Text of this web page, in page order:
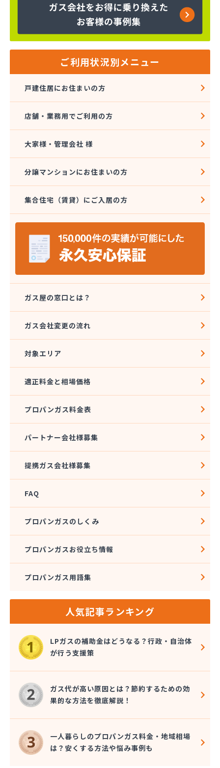
河原井商店
河原実業(株) つくば営業所
河原実業(株) 三和営業所
橿村石油店
(株)Ｅnergy1
(株)Onuma
(株)TOKAI 鹿島営業所
(株)アサイ
(株)いけだ
(株)エネサンス関東 茨城営業所
(株)エネサンス関東 鹿嶋事業所
(株)エルピオ 鹿島営業所
(株)エルピオ 石岡営業所
(株)エルピオ 茨城西営業所
(株)オオウチ商事
(株)サイサン かすみがうら営業所
(株)サイサン 下妻営業所
(株)たびや
(株)ツカダ
(株)ハコモリ
(株)ミツウロコ 常総つくば店
(株)ミヤウチ
(株)ミヤタ
(株)ヨシバ
(株)ライフレッシュイワタ
(株)伊藤商店
(株)井上善兵衛
(株)横田エネルギーサプライ
(株)岡野商店
(株)下館ホームガスセンター
(株)久松石油
(株)橋本屋燃料店
(株)郡司
(株)桜井石油
(株)山中ストアー
(株)鹿島製油
(株)守谷商会
(株)小義商事
(株)小堤工業
(株)小野里商店 丘里営業所
(株)松葉商事
(株)常総ガス
(株)植木商店
(株)新利根ガス
(株)水飼商店
(株)青木住設
ご利用状況別メニュー
戸建住居にお住まいの方
店舗・業務用でご利用の方
大家様・管理会社 様
分譲マンションにお住まいの方
集合住宅（賃貸）にご入居の方
ガス屋の窓口とは？
ガス会社変更の流れ
対象エリア
適正料金と相場価格
プロパンガス料金表
パートナー会社様募集
提携ガス会社様募集
FAQ
プロパンガスのしくみ
プロパンガスお役立ち情報
プロパンガス用語集
人気記事ランキング
LPガスの補助金はどうなる？行政・自治体
が行う支援策
ガス代が高い原因とは？節約するための効
果的な方法を徹底解説！
一人暮らしのプロパンガス料金・地域相場
は？安くする方法や悩み事例も